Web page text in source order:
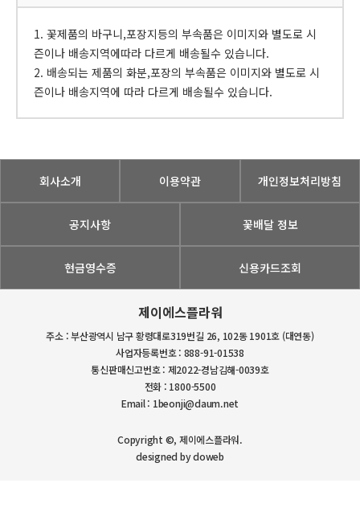
1. 꽃제품의 바구니,포장지등의 부속품은 이미지와 별도로 시
즌이나 배송지역에따라 다르게 배송될수 있습니다.
2. 배송되는 제품의 화분,포장의 부속품은 이미지와 별도로 시
즌이나 배송지역에 따라 다르게 배송될수 있습니다.
회사소개 이용약관 개인정보처리방침
공지사항 꽃배달 정보
현금영수증 신용카드조회
제이에스플라워
주소 : 부산광역시 남구 황령대로319번길 26, 102동 1901호 (대연동)
사업자등록번호 : 888-91-01538
통신판매신고번호 : 제2022-경남김해-0039호
전화 : 1800-5500
Email : 1beonji@daum.net
Copyright ©, 제이에스플라워.
designed by doweb